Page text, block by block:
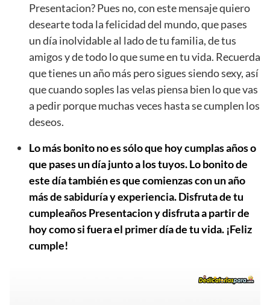
Presentacion? Pues no, con este mensaje quiero
desearte toda la felicidad del mundo, que pases
un día inolvidable al lado de tu familia, de tus
amigos y de todo lo que sume en tu vida. Recuerda
que tienes un año más pero sigues siendo sexy, así
que cuando soples las velas piensa bien lo que vas
a pedir porque muchas veces hasta se cumplen los
deseos.
Lo más bonito no es sólo que hoy cumplas años o
que pases un día junto a los tuyos. Lo bonito de
este día también es que comienzas con un año
más de sabiduría y experiencia. Disfruta de tu
cumpleaños Presentacion y disfruta a partir de
hoy como si fuera el primer día de tu vida. ¡Feliz
cumple!